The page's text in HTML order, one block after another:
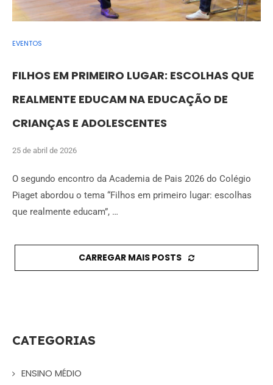
EVENTOS
FILHOS EM PRIMEIRO LUGAR: ESCOLHAS QUE
REALMENTE EDUCAM NA EDUCAÇÃO DE
CRIANÇAS E ADOLESCENTES
25 de abril de 2026
O segundo encontro da Academia de Pais 2026 do Colégio
Piaget abordou o tema “Filhos em primeiro lugar: escolhas
que realmente educam”, …
CARREGAR MAIS POSTS
CATEGORIAS
ENSINO MÉDIO